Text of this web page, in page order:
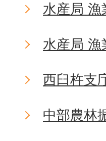
水産局 漁
水産局 漁
西臼杵支
中部農林